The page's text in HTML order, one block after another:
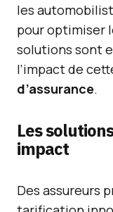
les
pour optimiser
solutions sont
l’impact de
d’assurance.
Les
impact
Des assureurs